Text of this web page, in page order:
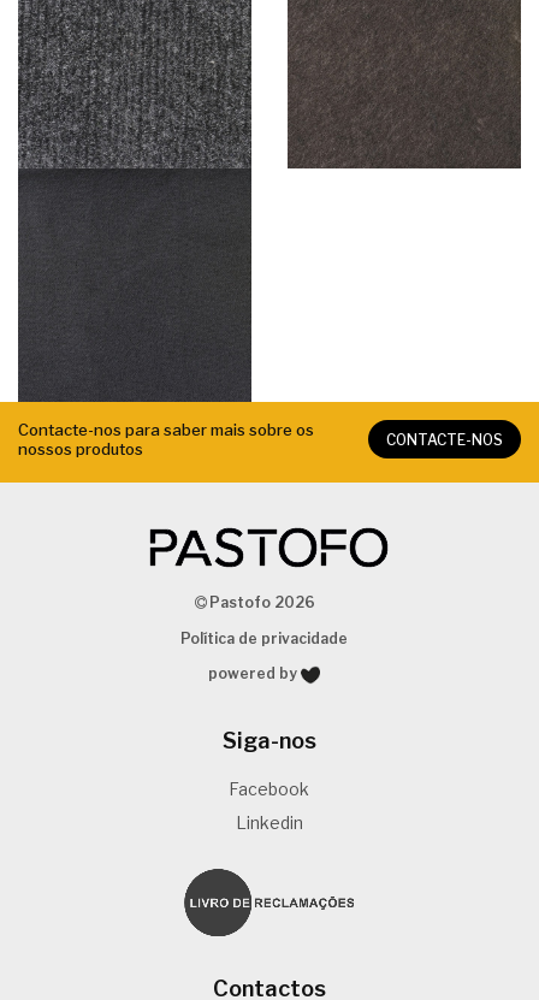
Contacte-nos para saber mais sobre os
nossos produtos
CONTACTE-NOS
Pastofo 2026
Política de privacidade
powered by
Siga-nos
Facebook
Linkedin
Contactos